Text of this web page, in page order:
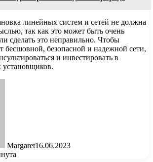
линейных систем и сетей не должна
так как это может быть очень
сделать это неправильно. Чтобы
бесшовной, безопасной и надежной сети,
и инвестировать в
Margaret16.06.2023